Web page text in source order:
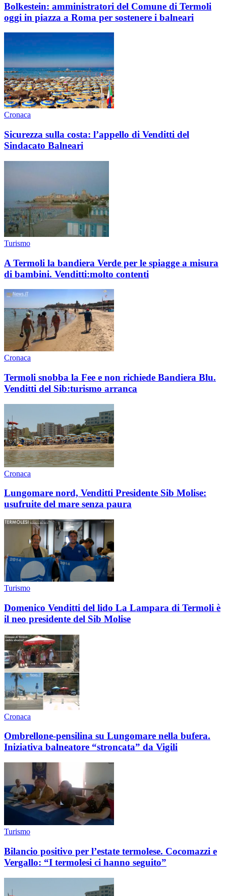
Bolkestein: amministratori del Comune di Termoli
oggi in piazza a Roma per sostenere i balneari
Cronaca
Sicurezza sulla costa: l’appello di Venditti del
Sindacato Balneari
Turismo
A Termoli la bandiera Verde per le spiagge a misura
di bambini. Venditti:molto contenti
Cronaca
Termoli snobba la Fee e non richiede Bandiera Blu.
Venditti del Sib:turismo arranca
Cronaca
Lungomare nord, Venditti Presidente Sib Molise:
usufruite del mare senza paura
Turismo
Domenico Venditti del lido La Lampara di Termoli è
il neo presidente del Sib Molise
Cronaca
Ombrellone-pensilina su Lungomare nella bufera.
Iniziativa balneatore “stroncata” da Vigili
Turismo
Bilancio positivo per l’estate termolese. Cocomazzi e
Vergallo: “I termolesi ci hanno seguito”